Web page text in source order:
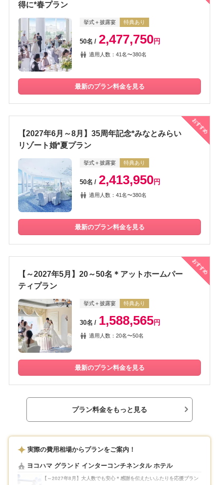
得に*春プラン
挙式＋披露宴 特典あり
50名 2,477,750円
適用人数：41名〜380名
最新のプラン料金を見る
おすすめ
【2027年6月～8月】35周年記念*みなとみらい
リゾート婚*夏プラン
挙式＋披露宴 特典あり
50名 2,413,950円
適用人数：41名〜380名
最新のプラン料金を見る
おすすめ
【～2027年5月】20～50名＊アットホームパー
ティプラン
挙式＋披露宴 特典あり
30名 1,588,565円
適用人数：20名〜50名
最新のプラン料金を見る
プラン料金をもっと見る
実際の費用相場からプランをご案内！
ヨコハマ グランド インターコンチネンタル ホテル
【～2027年8月】大人数でも安心＊感謝を伝えたいふたりを応援プラン